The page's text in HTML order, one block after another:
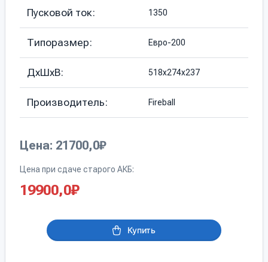
Пусковой ток: 1350
Типоразмер: Евро-200
ДхШхВ: 518х274х237
Производитель: Fireball
Цена: 21700,0₽
Цена при сдаче старого АКБ:
19900,0₽
Купить